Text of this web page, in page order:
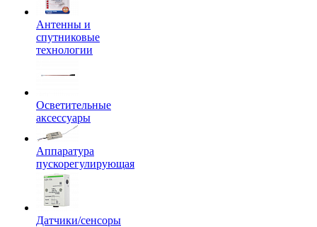
Антенны и
спутниковые
технологии
Осветительные
аксессуары
Аппаратура
пускорегулирующая
Датчики/сенсоры